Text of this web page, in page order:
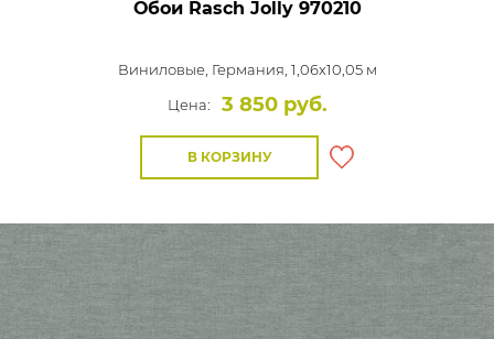
Обои Rasch Jolly970210
Виниловые, Германия, 1,06x10,05 м
Цена:
3 850 руб.
В КОРЗИНУ